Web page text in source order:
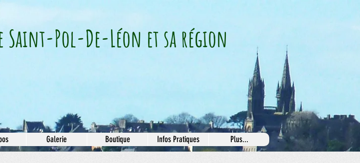
de Saint-Pol-De-Léon et sa région
Galerie Boutique Infos Pratiques Plus...